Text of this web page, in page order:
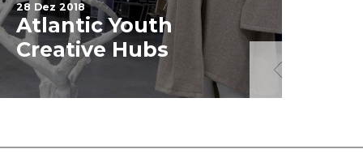
28 Dez 2018
Atlantic Youth
Creative Hubs